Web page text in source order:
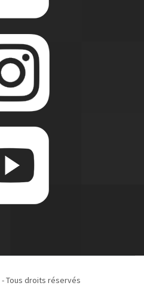
- Tous droits réservés